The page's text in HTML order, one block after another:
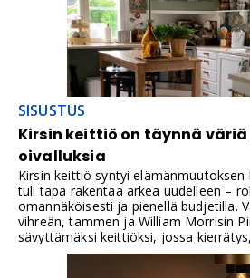
SISUSTUS
Kirsin keittiö on täynnä
oivalluksia
Kirsin keittiö syntyi elämänmuutoksen
tuli tapa rakentaa arkea uudelleen –
omannäköisesti ja pienellä budjetilla.
vihreän, tammen ja William Morrisin
sävyttämäksi keittiöksi, jossa
tunnelmallisuus kulkevat käsi kädessä.
pöytälevystä sahatut avohyllyt ja